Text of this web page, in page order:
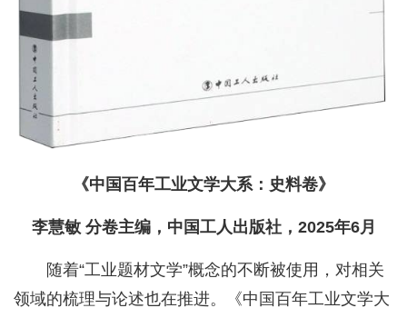
《中国百年工业文学大系：史料卷》
李慧敏 分卷主编，中国工人出版社，2025年6月
随着“工业题材文学”概念的不断被使用，对相关
领域的梳理与论述也在推进。《中国百年工业文学大